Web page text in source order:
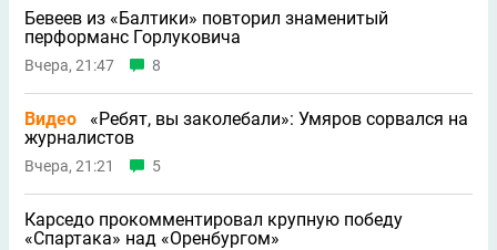
Бевеев из «Балтики» повторил знаменитый
перформанс Горлуковича
Вчера, 21:47 8
Видео
«Ребят, вы заколебали»: Умяров сорвался на
журналистов
Вчера, 21:21 5
Карседо прокомментировал крупную победу
«Спартака» над «Оренбургом»